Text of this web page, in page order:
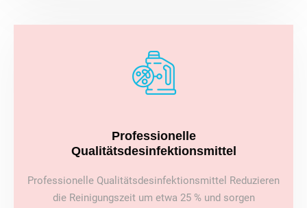
Professionelle
Qualitätsdesinfektionsmittel
Professionelle Qualitätsdesinfektionsmittel Reduzieren
die Reinigungszeit um etwa 25 % und sorgen